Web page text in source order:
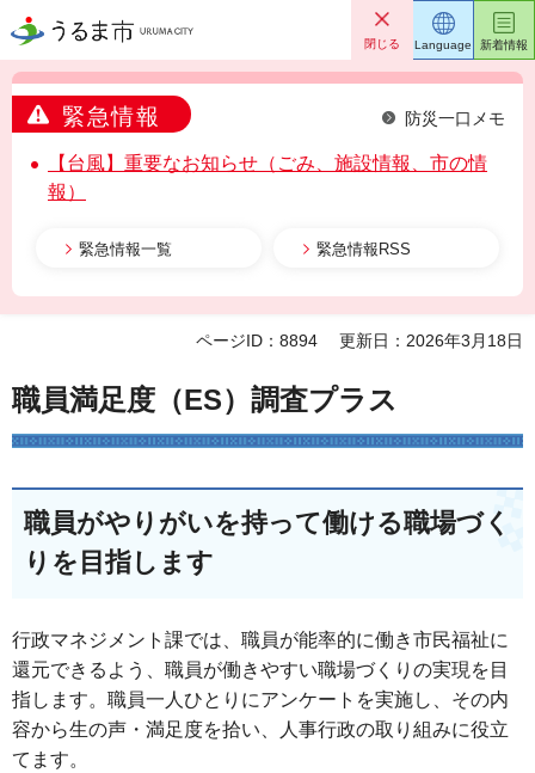
うるま市 閉じる
緊急情報 防災一口メモ
【台風】重要なお知らせ（ごみ、施設情報、市の情
報）
緊急情報一覧 緊急情報RSS
Language 新着情報
ページID：8894 更新日：2026年3月18日
職員満足度（ES）調査プラス
職員がやりがいを持って働ける職場づく
りを目指します
行政マネジメント課では、職員が能率的に働き市民福祉に
還元できるよう、職員が働きやすい職場づくりの実現を目
指します。職員一人ひとりにアンケートを実施し、その内
容から生の声・満足度を拾い、人事行政の取り組みに役立
てます。